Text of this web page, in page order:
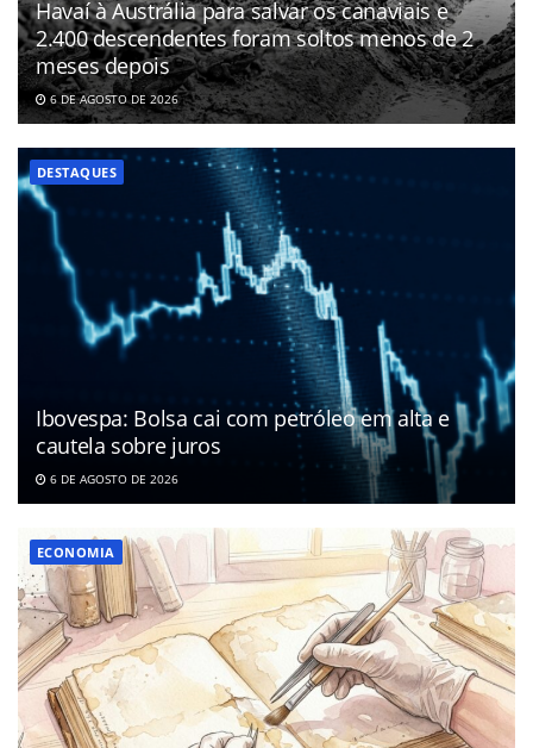
Havaí à Austrália para salvar os canaviais e
2.400 descendentes foram soltos menos de 2
meses depois
6 DE AGOSTO DE 2026
DESTAQUES
Ibovespa: Bolsa cai com petróleo em alta e
cautela sobre juros
6 DE AGOSTO DE 2026
ECONOMIA